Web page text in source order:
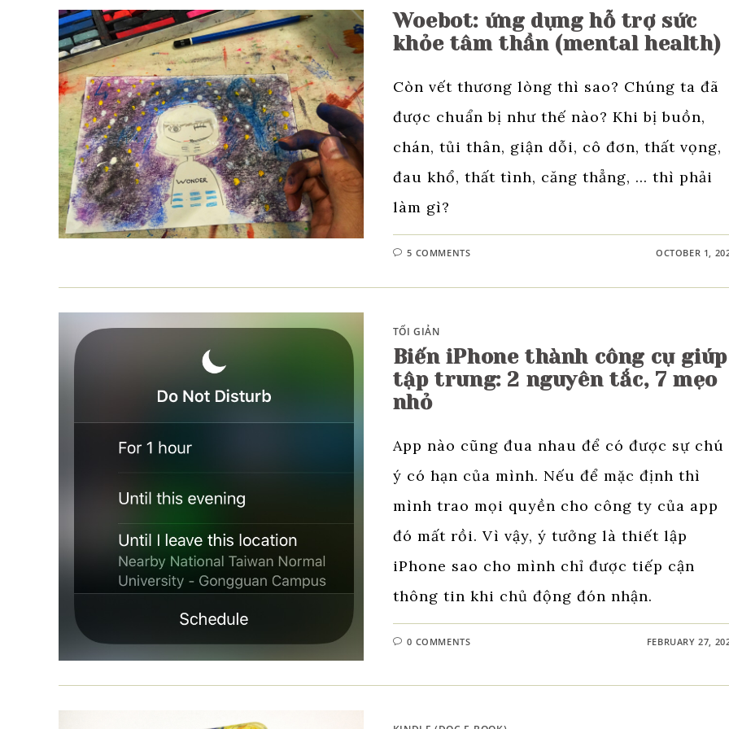
Woebot: ứng dụng hỗ trợ sức
khỏe tâm thần (mental health)
Còn vết thương lòng thì sao? Chúng ta đã
được chuẩn bị như thế nào? Khi bị buồn,
chán, tủi thân, giận dỗi, cô đơn, thất vọng,
đau khổ, thất tình, căng thẳng, ... thì phải
làm gì?
5 COMMENTS OCTOBER 1,
TỐI GIẢN
Biến iPhone thành công cụ giúp
tập trung: 2 nguyên tắc, 7 mẹo
nhỏ
App nào cũng đua nhau để có được sự chú
ý có hạn của mình. Nếu để mặc định thì
mình trao mọi quyền cho công ty của app
đó mất rồi. Vì vậy, ý tưởng là thiết lập
iPhone sao cho mình chỉ được tiếp cận
thông tin khi chủ động đón nhận.
0 COMMENTS FEBRUARY 27,